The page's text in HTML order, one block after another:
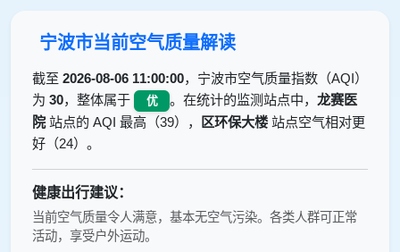
宁波市当前空气质量解读
截至 2026-08-06 11:00:00，宁波市空气质量指数（AQI）
为 30，整体属于 优 。在统计的监测站点中， 龙赛医
院站点的 AQI 最高（39）， 区环保大楼 站点空气相对更
好（24）。
健康出行建议：
当前空气质量令人满意，基本无空气污染。各类人群可正常
活动，享受户外运动。